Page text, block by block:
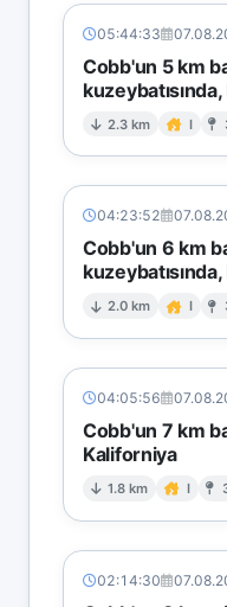
05:44:33
Cobb'un 5 km
2.3 km I
04:23:52
Cobb'un 6 km
2.0 km I
04:05:56
Cobb'un 7 km
Kaliforniya
1.8 km I
02:14:30